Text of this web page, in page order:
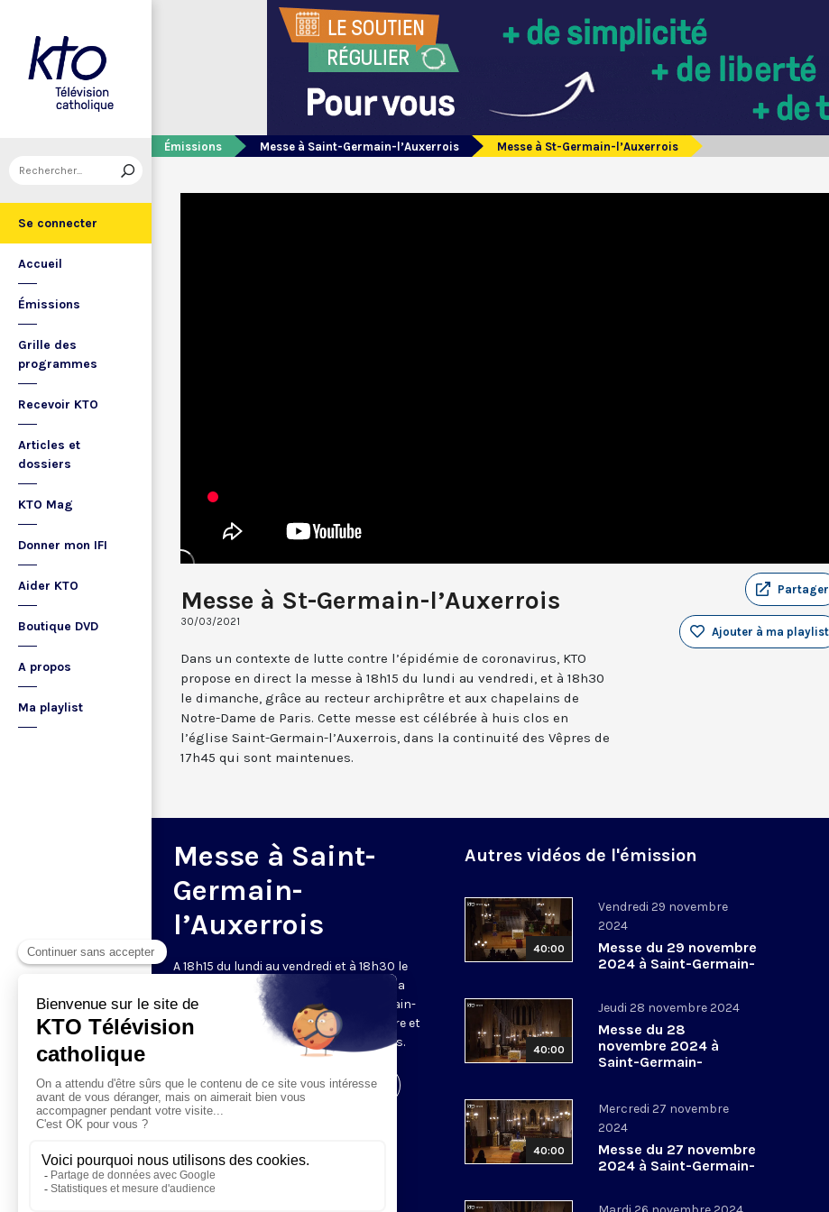
Se connecter
Accueil
Émissions
Grille des
programmes
Recevoir KTO
Articles et
dossiers
KTO Mag
Donner mon IFI
Aider KTO
Boutique DVD
A propos
Ma playlist
Émissions Messe à Saint-Germain-l’Auxerrois Messe à St-Germain-l’Auxerrois
Messe à St-Germain-l’Auxerrois
30/03/2021
Partager
Ajouter à ma playlist
Dans un contexte de lutte contre l’épidémie de coronavirus, KTO
propose en direct la messe à 18h15 du lundi au vendredi, et à 18h30
le dimanche, grâce au recteur archiprêtre et aux chapelains de
Notre-Dame de Paris. Cette messe est célébrée à huis clos en
l’église Saint-Germain-l’Auxerrois, dans la continuité des Vêpres de
17h45 qui sont maintenues.
Messe à Saint-
Germain-
l’Auxerrois
A 18h15 du lundi au vendredi et à 18h30 le
samedi et dimanche, KTO retransmet la
messe en direct de l'église Saint-Germain-
l'Auxerrois, grâce au recteur archiprêtre et
aux chapelains de Notre-Dame de Paris.
Visiter la page de l'émission
Autres vidéos de l'émission
40:00
Vendredi 29 novembre
2024
Messe du 29 novembre
2024 à Saint-Germain-
40:00
Jeudi 28 novembre 2024
Messe du 28
novembre 2024 à
Saint-Germain-
40:00
Mercredi 27 novembre
2024
Messe du 27 novembre
2024 à Saint-Germain-